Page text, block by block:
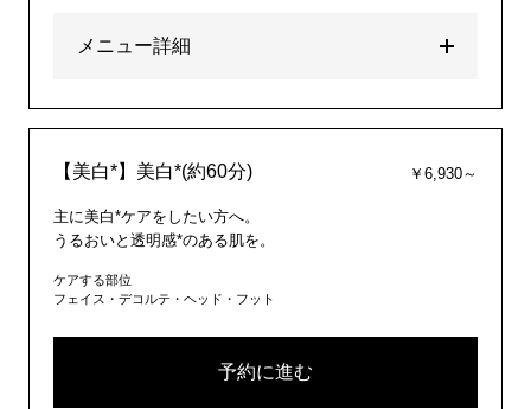
メニュー詳細
【美白*】美白*(約60分) ￥6,930～
主に美白*ケアをしたい方へ。
うるおいと透明感*のある肌を。
ケアする部位
フェイス・デコルテ・ヘッド・フット
予約に進む